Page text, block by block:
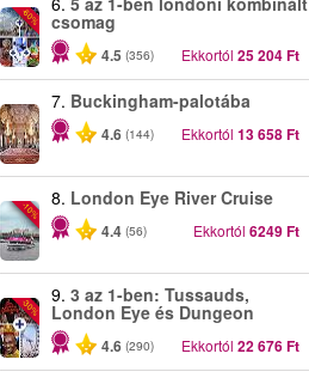
-60% csomag
4.5 (356) Ekkortól 25 204 Ft
7. Buckingham-palotába
4.6 (144) Ekkortól 13 658 Ft
-10%
8. London Eye River Cruise
4.4 (56) Ekkortól 6249 Ft
-30%
9. 3 az 1-ben: Tussauds,
London Eye és Dungeon
4.6 (290) Ekkortól 22 676 Ft